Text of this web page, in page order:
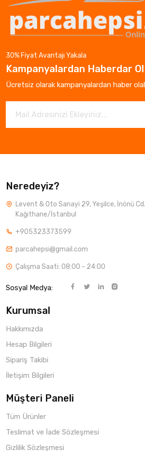
30% Fiyat Avantajı Yakala
Kampanyalardan Haberdar Ol
Ücretsiz olarak kampanyalardan haber
Neredeyiz?
Levent & Oto Sanayi 29, Yeşilce, İnönü
Kağıthane/İstanbul
+905323373599
parcahepsi@gmail.com
Çalışma Saati: 08:00 - 24:00
Sosyal Medya:
Kurumsal
Hakkımızda
Hesap Bilgileri
Sipariş Takibi
İletişim Bilgileri
Müşteri Paneli
Tüm Ürünler
Teslimat ve İade Sözleşmesi
Gizlilik Sözleşmesi